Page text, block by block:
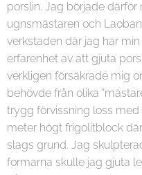
porslin. Jag började
ugnsmästaren och
verkstaden där jag har
erfarenhet av att gjuta
verkligen försäkrade mig
behövde från olika
trygg förvissning loss
meter högt frigolitblock
slags grund. Jag
formarna skulle jag gjuta